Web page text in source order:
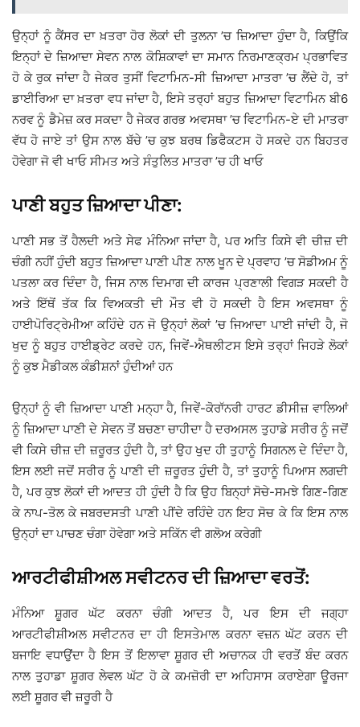
ਉਨ੍ਹਾਂ ਨੂੰ ਕੈਂਸਰ ਦਾ ਖ਼ਤਰਾ ਹੋਰ ਲੋਕਾਂ ਦੀ ਤੁਲਨਾ ’ਚ ਜ਼ਿਆਦਾ ਹੁੰਦਾ ਹੈ, ਕਿਉਂਕਿ
ਇਨ੍ਹਾਂ ਦੇ ਜ਼ਿਆਦਾ ਸੇਵਨ ਨਾਲ ਕੋਸ਼ਿਕਾਵਾਂ ਦਾ ਸਮਾਨ ਨਿਰਮਾਣਕ੍ਰਮ ਪ੍ਰਭਾਵਿਤ
ਹੋ ਕੇ ਰੁਕ ਜਾਂਦਾ ਹੈ ਜੇਕਰ ਤੁਸੀਂ ਵਿਟਾਮਿਨ-ਸੀ ਜ਼ਿਆਦਾ ਮਾਤਰਾ ’ਚ ਲੈਂਦੇ ਹੋ, ਤਾਂ
ਡਾਈਰਿਆ ਦਾ ਖ਼ਤਰਾ ਵਧ ਜਾਂਦਾ ਹੈ, ਇਸੇ ਤਰ੍ਹਾਂ ਬਹੁਤ ਜ਼ਿਆਦਾ ਵਿਟਾਮਿਨ ਬੀ6
ਨਰਵ ਨੂੰ ਡੈਮੇਜ਼ ਕਰ ਸਕਦਾ ਹੈ ਜੇਕਰ ਗਰਭ ਅਵਸਥਾ ’ਚ ਵਿਟਾਮਿਨ-ਏ ਦੀ ਮਾਤਰਾ
ਵੱਧ ਹੋ ਜਾਏ ਤਾਂ ਉਸ ਨਾਲ ਬੱਚੇ ’ਚ ਕੁਝ ਬਰਥ ਡਿਫੈਕਟਸ ਹੋ ਸਕਦੇ ਹਨ ਬਿਹਤਰ
ਹੋਵੇਗਾ ਜੋ ਵੀ ਖਾਓ ਸੀਮਤ ਅਤੇ ਸੰਤੁਲਿਤ ਮਾਤਰਾ ’ਚ ਹੀ ਖਾਓ
ਪਾਣੀ ਬਹੁਤ ਜ਼ਿਆਦਾ ਪੀਣਾ:
ਪਾਣੀ ਸਭ ਤੋਂ ਹੈਲਦੀ ਅਤੇ ਸੇਫ ਮੰਨਿਆ ਜਾਂਦਾ ਹੈ, ਪਰ ਅਤਿ ਕਿਸੇ ਵੀ ਚੀਜ਼ ਦੀ
ਚੰਗੀ ਨਹੀਂ ਹੁੰਦੀ ਬਹੁਤ ਜ਼ਿਆਦਾ ਪਾਣੀ ਪੀਣ ਨਾਲ ਖੂਨ ਦੇ ਪ੍ਰਵਾਹ ’ਚ ਸੋਡੀਅਮ ਨੂੰ
ਪਤਲਾ ਕਰ ਦਿੰਦਾ ਹੈ, ਜਿਸ ਨਾਲ ਦਿਮਾਗ ਦੀ ਕਾਰਜ ਪ੍ਰਣਾਲੀ ਵਿਗੜ ਸਕਦੀ ਹੈ
ਅਤੇ ਇੱਥੋਂ ਤੱਕ ਕਿ ਵਿਅਕਤੀ ਦੀ ਮੌਤ ਵੀ ਹੋ ਸਕਦੀ ਹੈ ਇਸ ਅਵਸਥਾ ਨੂੰ
ਹਾਈਪੋਰਿਟ੍ਰੇਮੀਆ ਕਹਿੰਦੇ ਹਨ ਜੋ ਉਨ੍ਹਾਂ ਲੋਕਾਂ ’ਚ ਜਿਆਦਾ ਪਾਈ ਜਾਂਦੀ ਹੈ, ਜੋ
ਖੁਦ ਨੂੰ ਬਹੁਤ ਹਾਈਡ੍ਰੇਟ ਕਰਦੇ ਹਨ, ਜਿਵੇਂ-ਐਥਲੀਟਸ ਇਸੇ ਤਰ੍ਹਾਂ ਜਿਹੜੇ ਲੋਕਾਂ
ਨੂੰ ਕੁਝ ਮੈਡੀਕਲ ਕੰਡੀਸ਼ਨਾਂ ਹੁੰਦੀਆਂ ਹਨ
ਉਨ੍ਹਾਂ ਨੂੰ ਵੀ ਜ਼ਿਆਦਾ ਪਾਣੀ ਮਨ੍ਹਾ ਹੈ, ਜਿਵੇਂ-ਕੋਰਾੱਨਰੀ ਹਾਰਟ ਡੀਸੀਜ਼ ਵਾਲਿਆਂ
ਨੂੰ ਜ਼ਿਆਦਾ ਪਾਣੀ ਦੇ ਸੇਵਨ ਤੋਂ ਬਚਣਾ ਚਾਹੀਦਾ ਹੈ ਦਰਅਸਲ ਤੁਹਾਡੇ ਸਰੀਰ ਨੂੰ ਜਦੋਂ
ਵੀ ਕਿਸੇ ਚੀਜ਼ ਦੀ ਜ਼ਰੂਰਤ ਹੁੰਦੀ ਹੈ, ਤਾਂ ਉਹ ਖੁਦ ਹੀ ਤੁਹਾਨੂੰ ਸਿਗਨਲ ਦੇ ਦਿੰਦਾ ਹੈ,
ਇਸ ਲਈ ਜਦੋਂ ਸਰੀਰ ਨੂੰ ਪਾਣੀ ਦੀ ਜ਼ਰੂਰਤ ਹੁੰਦੀ ਹੈ, ਤਾਂ ਤੁਹਾਨੂੰ ਪਿਆਸ ਲਗਦੀ
ਹੈ, ਪਰ ਕੁਝ ਲੋਕਾਂ ਦੀ ਆਦਤ ਹੀ ਹੁੰਦੀ ਹੈ ਕਿ ਉਹ ਬਿਨ੍ਹਾਂ ਸੋਚੇ-ਸਮਝੇ ਗਿਣ-ਗਿਣ
ਕੇ ਨਾਪ-ਤੋਲ ਕੇ ਜਬਰਦਸਤੀ ਪਾਣੀ ਪੀਂਦੇ ਰਹਿੰਦੇ ਹਨ ਇਹ ਸੋਚ ਕੇ ਕਿ ਇਸ ਨਾਲ
ਉਨ੍ਹਾਂ ਦਾ ਪਾਚਣ ਚੰਗਾ ਹੋਵੇਗਾ ਅਤੇ ਸਕਿੱਨ ਵੀ ਗਲੋਅ ਕਰੇਗੀ
ਆਰਟੀਫੀਸ਼ੀਅਲ ਸਵੀਟਨਰ ਦੀ ਜ਼ਿਆਦਾ ਵਰਤੋਂ:
ਮੰਨਿਆ ਸ਼ੂਗਰ ਘੱਟ ਕਰਨਾ ਚੰਗੀ ਆਦਤ ਹੈ, ਪਰ ਇਸ ਦੀ ਜਗ੍ਹਾ
ਆਰਟੀਫੀਸ਼ੀਅਲ ਸਵੀਟਨਰ ਦਾ ਹੀ ਇਸਤੇਮਾਲ ਕਰਨਾ ਵਜ਼ਨ ਘੱਟ ਕਰਨ ਦੀ
ਬਜਾਇ ਵਧਾਉਂਦਾ ਹੈ ਇਸ ਤੋਂ ਇਲਾਵਾ ਸ਼ੂਗਰ ਦੀ ਅਚਾਨਕ ਹੀ ਵਰਤੋਂ ਬੰਦ ਕਰਨ
ਨਾਲ ਤੁਹਾਡਾ ਸ਼ੂਗਰ ਲੇਵਲ ਘੱਟ ਹੋ ਕੇ ਕਮਜ਼ੋਰੀ ਦਾ ਅਹਿਸਾਸ ਕਰਾਏਗਾ ਊਰਜਾ
ਲਈ ਸ਼ੂਗਰ ਵੀ ਜ਼ਰੂਰੀ ਹੈ